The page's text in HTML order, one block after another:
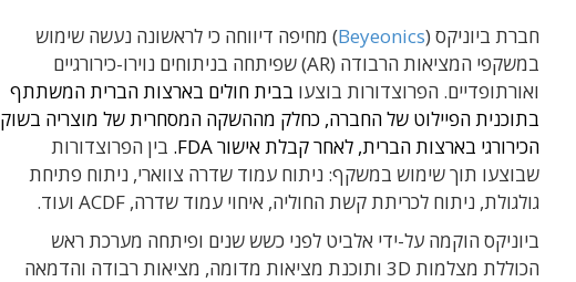
חברת ביוניקס (Beyeonics) מחיפה דיווחה כי לראשונה נעשה שימוש
במשקפי המציאות הרבודה (AR) שפיתחה בניתוחים נוירו-כירורגיים
ואורתופדיים. הפרוצדורות בוצעו בבית חולים בארצות הברית המשתתף
בתוכנית הפיילוט של החברה, כחלק מההשקה המסחרית של מוצריה בשוק
הכירורגי בארצות הברית, לאחר קבלת אישור FDA.
בין הפרוצדורות
שבוצעו תוך שימוש במשקף: ניתוח עמוד שדרה צווארי, ניתוח פתיחת
גולגולת, ניתוח לכריתת קשת החוליה, איחוי עמוד שדרה, ACDF ועוד.
ביוניקס הוקמה על-ידי אלביט לפני כשש שנים ופיתחה מערכת ראש
הכוללת מצלמות 3D ותוכנת מציאות מדומה, מציאות רבודה והדמאה